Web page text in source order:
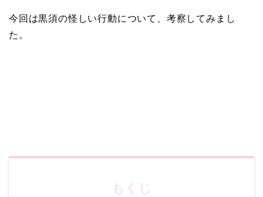
今回は黒須の怪しい行動について、考察してみまし
た。
もくじ